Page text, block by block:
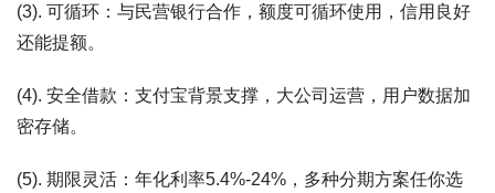
(3). 可循环：与民营银行合作，额度可循环使用，信用良好
还能提额。
(4). 安全借款：支付宝背景支撑，大公司运营，用户数据加
密存储。
(5). 期限灵活：年化利率5.4%-24%，多种分期方案任你选